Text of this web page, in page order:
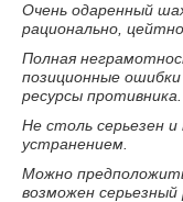
Очень одаренный
рационально,
Полная
позиционные
ресурсы
Не столь серьезен
устранением.
Можно
возможен